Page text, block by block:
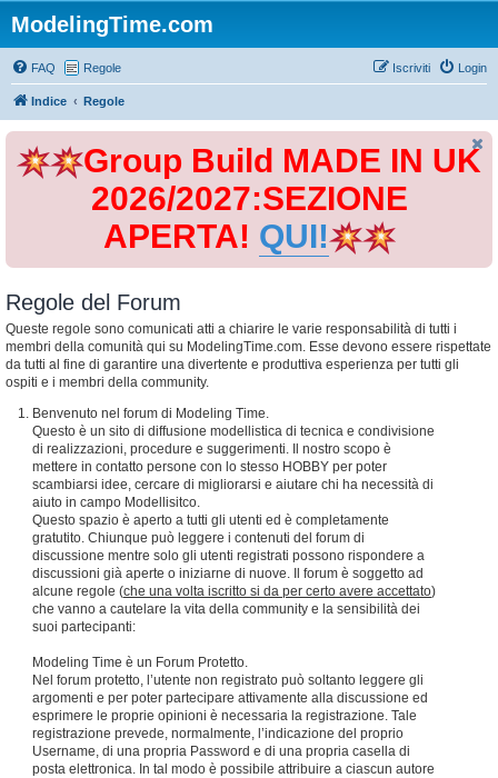
ModelingTime.com
FAQ Regole Login
Iscriviti
Indice Regole
Group Build MADE IN UK
2026/2027:SEZIONE
APERTA! QUI!
Regole del Forum
Queste regole sono comunicati atti a chiarire le varie responsabilità di tutti i
membri della comunità qui su ModelingTime.com. Esse devono essere rispettate
da tutti al fine di garantire una divertente e produttiva esperienza per tutti gli
ospiti e i membri della community.
Benvenuto nel forum di Modeling Time.
Questo è un sito di diffusione modellistica di tecnica e condivisione
di realizzazioni, procedure e suggerimenti. Il nostro scopo è
mettere in contatto persone con lo stesso HOBBY per poter
scambiarsi idee, cercare di migliorarsi e aiutare chi ha necessità di
aiuto in campo Modellisitco.
Questo spazio è aperto a tutti gli utenti ed è completamente
gratutito. Chiunque può leggere i contenuti del forum di
discussione mentre solo gli utenti registrati possono rispondere a
discussioni già aperte o iniziarne di nuove. Il forum è soggetto ad
alcune regole (che una volta iscritto si da per certo avere accettato)
che vanno a cautelare la vita della community e la sensibilità dei
suoi partecipanti:
Modeling Time è un Forum Protetto.
Nel forum protetto, l’utente non registrato può soltanto leggere gli
argomenti e per poter partecipare attivamente alla discussione ed
esprimere le proprie opinioni è necessaria la registrazione. Tale
registrazione prevede, normalmente, l’indicazione del proprio
Username, di una propria Password e di una propria casella di
posta elettronica. In tal modo è possibile attribuire a ciascun autore